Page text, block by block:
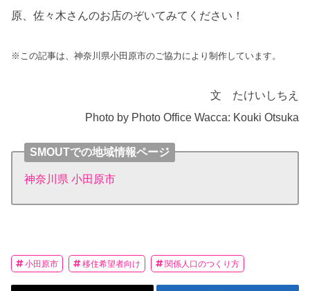
原、佐々木さんのお店のぞいてみてください！
※この記事は、神奈川県小田原市のご協力により制作しています。
文 たけいしちえ
Photo by Photo Office Wacca: Kouki Otsuka
SMOUTでの地域情報ページ
神奈川県 小田原市
小田原市 移住希望者向け 関係人口のつくり方